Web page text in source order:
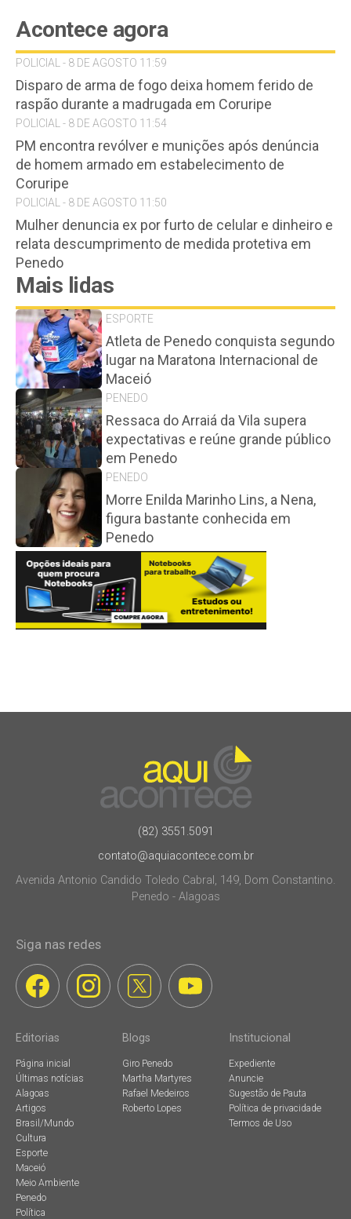
Acontece agora
POLICIAL - 8 DE AGOSTO 11:59
Disparo de arma de fogo deixa homem ferido de
raspão durante a madrugada em Coruripe
POLICIAL - 8 DE AGOSTO 11:54
PM encontra revólver e munições após denúncia
de homem armado em estabelecimento de
Coruripe
POLICIAL - 8 DE AGOSTO 11:50
Mulher denuncia ex por furto de celular e dinheiro e
relata descumprimento de medida protetiva em
Penedo
Mais lidas
ESPORTE
Atleta de Penedo conquista segundo
lugar na Maratona Internacional de
Maceió
PENEDO
Ressaca do Arraiá da Vila supera
expectativas e reúne grande público
em Penedo
PENEDO
Morre Enilda Marinho Lins, a Nena,
figura bastante conhecida em
Penedo
(82) 3551.5091
contato@aquiacontece.com.br
Avenida Antonio Candido Toledo Cabral, 149, Dom Constantino.
Penedo - Alagoas
Siga nas redes
Editorias
Página inicial
Últimas notícias
Alagoas
Artigos
Brasil/Mundo
Cultura
Esporte
Maceió
Meio Ambiente
Penedo
Política
Blogs
Giro Penedo
Martha Martyres
Rafael Medeiros
Roberto Lopes
Institucional
Expediente
Anuncie
Sugestão de Pauta
Política de privacidade
Termos de Uso